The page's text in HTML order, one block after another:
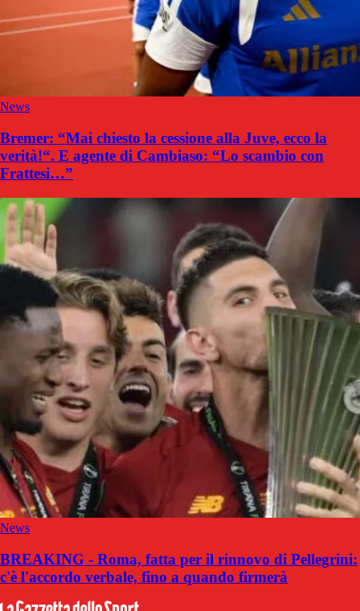
News
Bremer: “Mai chiesto la cessione alla Juve, ecco la
verità!“. E agente di Cambiaso: “Lo scambio con
Frattesi…”
News
BREAKING - Roma, fatta per il rinnovo di Pellegrini:
c'è l'accordo verbale, fino a quando firmerà